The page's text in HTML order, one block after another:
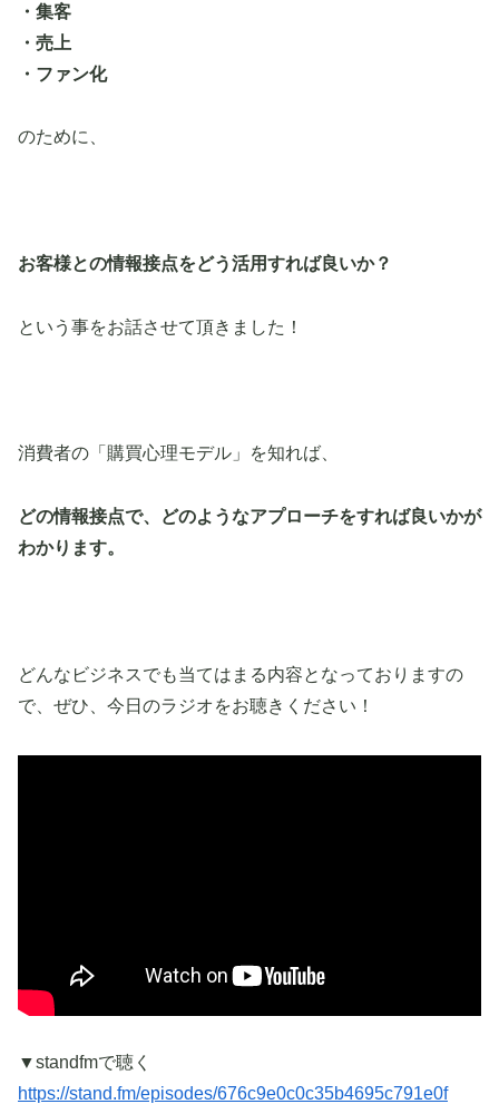
・集客
・売上
・ファン化
のために、
お客様との情報接点をどう活用すれば良いか？
という事をお話させて頂きました！
消費者の「購買心理モデル」を知れば、
どの情報接点で、どのようなアプローチをすれば良いかが
わかります。
どんなビジネスでも当てはまる内容となっておりますの
で、ぜひ、今日のラジオをお聴きください！
▼standfmで聴く
https://stand.fm/episodes/676c9e0c0c35b4695c791e0f